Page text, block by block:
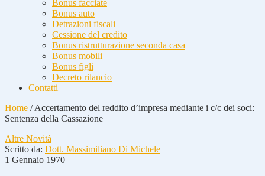
Bonus facciate
Bonus auto
Detrazioni fiscali
Cessione del credito
Bonus ristrutturazione seconda casa
Bonus mobili
Bonus figli
Decreto rilancio
Contatti
Home /Accertamento del reddito d’impresa mediante i c/c dei soci:
Sentenza della Cassazione
Altre Novità
Scritto da: Dott. Massimiliano Di Michele
1 Gennaio 1970